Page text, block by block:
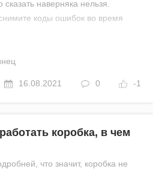
наверняка нельзя.
коды ошибок во время
16.08.2021 0 -1
коробка, в чем
что значит, коробка не